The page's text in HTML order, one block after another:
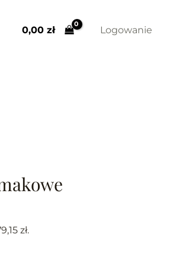
0,00 zł Logowanie
zł.